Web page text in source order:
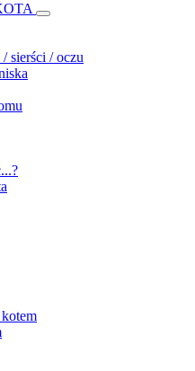
sierści / oczu